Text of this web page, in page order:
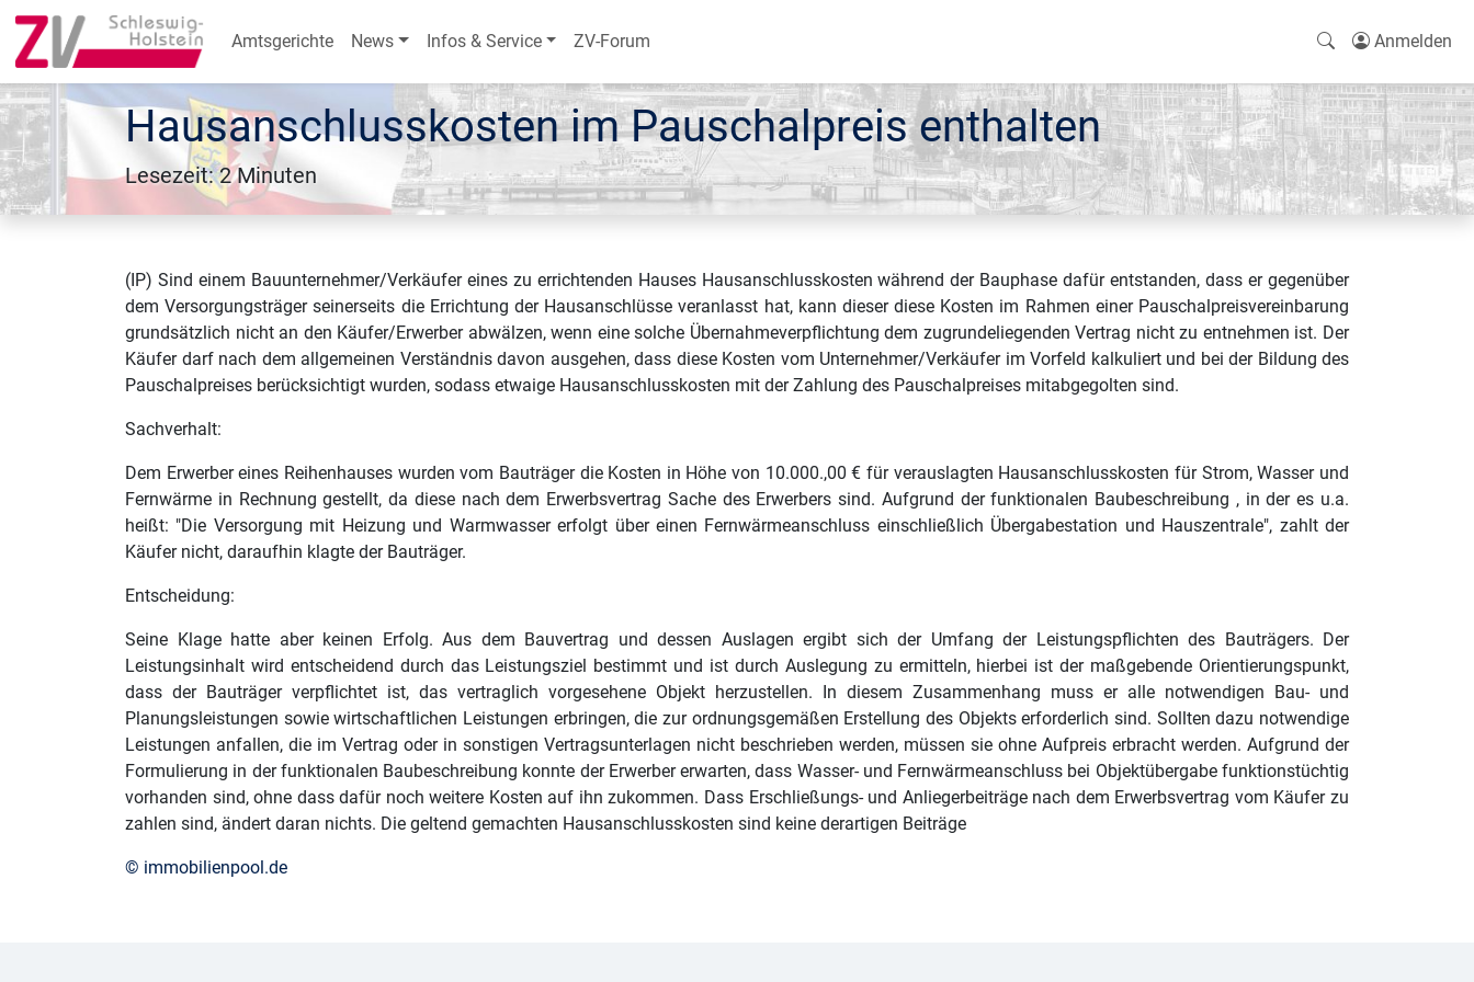
Amtsgerichte News Infos & Service ZV-Forum Anmelden
Hausanschlusskosten im Pauschalpreis enthalten
Lesezeit: 2 Minuten
(IP) Sind einem Bauunternehmer/Verkäufer eines zu errichtenden Hauses Hausanschlusskosten während der Bauphase dafür entstanden, dass er gegenüber
dem Versorgungsträger seinerseits die Errichtung der Hausanschlüsse veranlasst hat, kann dieser diese Kosten im Rahmen einer Pauschalpreisvereinbarung
grundsätzlich nicht an den Käufer/Erwerber abwälzen, wenn eine solche Übernahmeverpflichtung dem zugrundeliegenden Vertrag nicht zu entnehmen ist. Der
Käufer darf nach dem allgemeinen Verständnis davon ausgehen, dass diese Kosten vom Unternehmer/Verkäufer im Vorfeld kalkuliert und bei der Bildung des
Pauschalpreises berücksichtigt wurden, sodass etwaige Hausanschlusskosten mit der Zahlung des Pauschalpreises mitabgegolten sind.
Sachverhalt:
Dem Erwerber eines Reihenhauses wurden vom Bauträger die Kosten in Höhe von 10.000.,00 € für verauslagten Hausanschlusskosten für Strom, Wasser und
Fernwärme in Rechnung gestellt, da diese nach dem Erwerbsvertrag Sache des Erwerbers sind. Aufgrund der funktionalen Baubeschreibung , in der es u.a.
heißt: "Die Versorgung mit Heizung und Warmwasser erfolgt über einen Fernwärmeanschluss einschließlich Übergabestation und Hauszentrale", zahlt der
Käufer nicht, daraufhin klagte der Bauträger.
Entscheidung:
Seine Klage hatte aber keinen Erfolg. Aus dem Bauvertrag und dessen Auslagen ergibt sich der Umfang der Leistungspflichten des Bauträgers. Der
Leistungsinhalt wird entscheidend durch das Leistungsziel bestimmt und ist durch Auslegung zu ermitteln, hierbei ist der maßgebende Orientierungspunkt,
dass der Bauträger verpflichtet ist, das vertraglich vorgesehene Objekt herzustellen. In diesem Zusammenhang muss er alle notwendigen Bau- und
Planungsleistungen sowie wirtschaftlichen Leistungen erbringen, die zur ordnungsgemäßen Erstellung des Objekts erforderlich sind. Sollten dazu notwendige
Leistungen anfallen, die im Vertrag oder in sonstigen Vertragsunterlagen nicht beschrieben werden, müssen sie ohne Aufpreis erbracht werden. Aufgrund der
Formulierung in der funktionalen Baubeschreibung konnte der Erwerber erwarten, dass Wasser- und Fernwärmeanschluss bei Objektübergabe funktionstüchtig
vorhanden sind, ohne dass dafür noch weitere Kosten auf ihn zukommen. Dass Erschließungs- und Anliegerbeiträge nach dem Erwerbsvertrag vom Käufer zu
zahlen sind, ändert daran nichts. Die geltend gemachten Hausanschlusskosten sind keine derartigen Beiträge
© immobilienpool.de